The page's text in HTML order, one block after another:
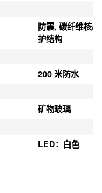
防震, 碳纤维核心
护结构
200 米防水
矿物玻璃
LED：白色